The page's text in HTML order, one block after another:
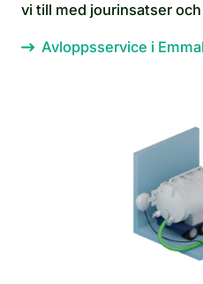
vi till med jourinsatser
Avloppsservice i